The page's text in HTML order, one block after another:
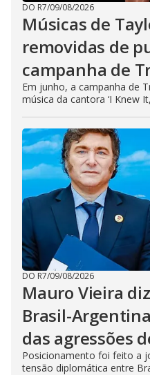
DO R7/09/08/2026
Músicas de
removidas de
campanha de
Em junho, a campanha de
música da cantora ‘I Knew
DO R7/09/08/2026
Mauro Vieira
Brasil-
das agressões
Posicionamento foi feito a
tensão diplomática entre